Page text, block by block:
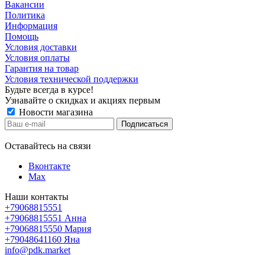
Вакансии
Политика
Информация
Помощь
Условия доставки
Условия оплаты
Гарантия на товар
Условия технической поддержки
Будьте всегда в курсе!
Узнавайте о скидках и акциях первым
Новости магазина
Оставайтесь на связи
Вконтакте
Max
Наши контакты
+79068815551
+79068815551 Анна
+79068815550 Мария
+79048641160 Яна
info@pdk.market